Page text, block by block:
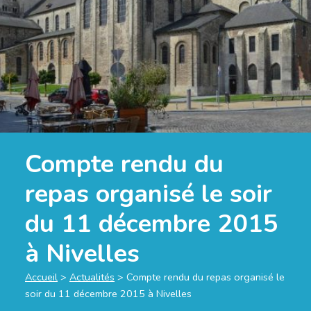
Compte rendu du
repas organisé le soir
du 11 décembre 2015
à Nivelles
Accueil > Actualités > Compte rendu du repas organisé le
soir du 11 décembre 2015 à Nivelles